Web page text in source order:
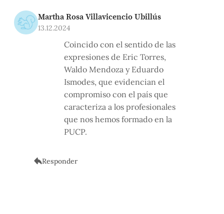
Martha Rosa Villavicencio Ubillús
13.12.2024
Coincido con el sentido de las
expresiones de Eric Torres,
Waldo Mendoza y Eduardo
Ismodes, que evidencian el
compromiso con el país que
caracteriza a los profesionales
que nos hemos formado en la
PUCP.
Responder